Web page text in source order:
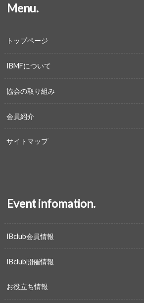
Menu.
トップページ
IBMFについて
協会の取り組み
会員紹介
サイトマップ
Event infomation.
IBclub会員情報
IBclub開催情報
お役立ち情報